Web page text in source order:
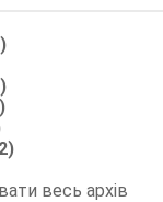
весь архів